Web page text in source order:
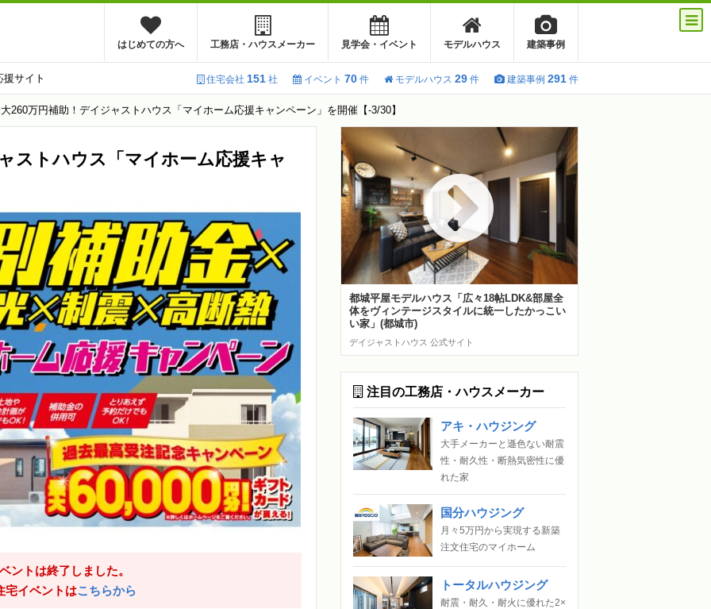
はじめての方へ 工務店・ハウスメーカー 見学会・イベント モデルハウス 建築事例
サイト 住宅会社 151 社 イベント 70 件 モデルハウス 29 件 建築事例 291 件
260万円補助！デイジャストハウス「マイホーム応援キャンペーン」を開催【-3/30】
ストハウス「マイホーム応援キャ
ントは終了しました。
宅イベントはこちらから
都城平屋モデルハウス「広々18帖LDK&部屋全
体をヴィンテージスタイルに統一したかっこい
い家」(都城市)
デイジャストハウス 公式サイト
注目の工務店・ハウスメーカー
アキ・ハウジング
大手メーカーと遜色ない耐震
性・耐久性・断熱気密性に優
れた家
国分ハウジング
月々5万円から実現する新築
注文住宅のマイホーム
トータルハウジング
耐震・耐久・耐火に優れた2×